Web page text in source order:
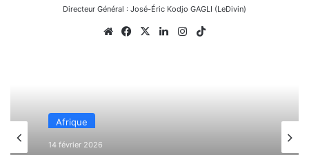
Directeur Général : José-Éric Kodjo GAGLI (LeDivin)
WebsiteFacebook
X LinkedinInstagram
Afrique
14 février 2026